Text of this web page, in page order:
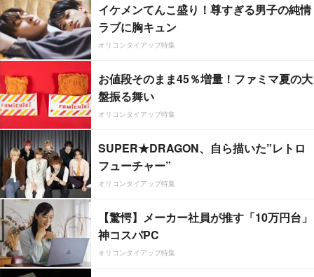
イケメンてんこ盛り！尊すぎる男子の純情
ラブに胸キュン
オリコンタイアップ特集
お値段そのまま45％増量！ファミマ夏の大
盤振る舞い
オリコンタイアップ特集
SUPER★DRAGON、自ら描いた”レトロ
フューチャー”
オリコンタイアップ特集
【驚愕】メーカー社員が推す「10万円台」
神コスパPC
オリコンタイアップ特集